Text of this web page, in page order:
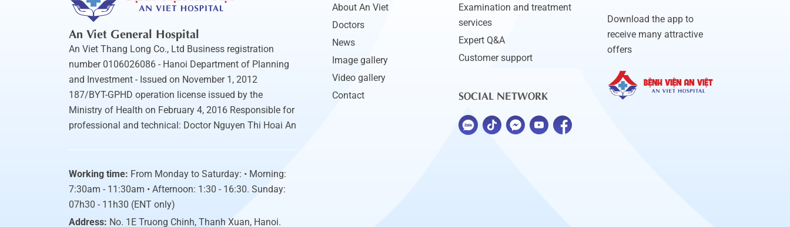
An Viet General Hospital
An Viet Thang Long Co., Ltd Business registration
number 0106026086 - Hanoi Department of Planning
and Investment - Issued on November 1, 2012
187/BYT-GPHD operation license issued by the
Ministry of Health on February 4, 2016 Responsible for
professional and technical: Doctor Nguyen Thi Hoai An
Working time: From Monday to Saturday: • Morning:
7:30am - 11:30am • Afternoon: 1:30 - 16:30. Sunday:
07h30 - 11h30 (ENT only)
Address: No. 1E Truong Chinh, Thanh Xuan, Hanoi.
About An Viet
Doctors
News
Image gallery
Video gallery
Contact
Examination and treatment
services
Expert Q&A
Customer support
SOCIAL NETWORK
Download the app to
receive many attractive
offers